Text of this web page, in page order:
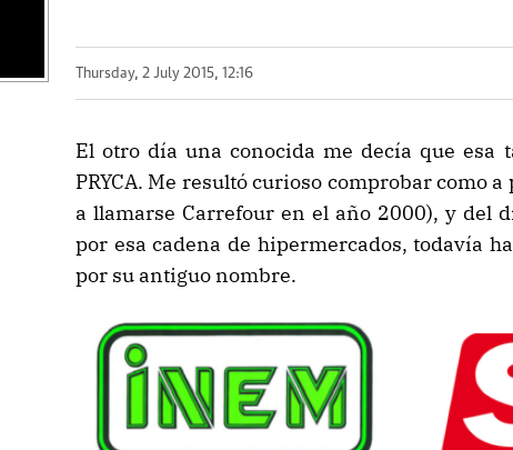
Thursday, 2 July 2015, 12:16
El otro día una conocida me decía que
PRYCA. Me resultó curioso comprobar como a
a llamarse Carrefour en el año 2000), y del
por esa cadena de hipermercados, todavía
por su antiguo nombre.